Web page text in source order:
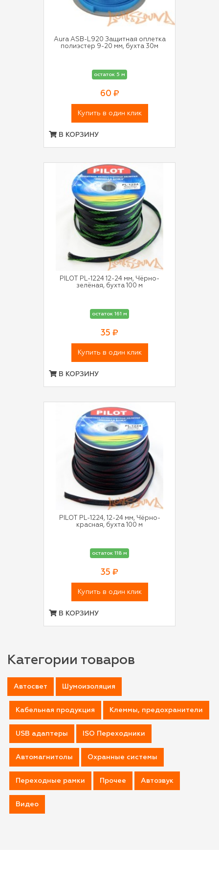
Aura ASB-L920 Защитная оплетка
полиэстер 9-20 мм, бухта 30м
остаток 5 м
60 ₽
Купить в один клик
В КОРЗИНУ
PILOT PL-1224 12-24 мм, Чёрно-
зелёная, бухта 100 м
остаток 161 м
35 ₽
Купить в один клик
В КОРЗИНУ
PILOT PL-1224, 12-24 мм, Чёрно-
красная, бухта 100 м
остаток 118 м
35 ₽
Купить в один клик
В КОРЗИНУ
Категории товаров
Автосвет Шумоизоляция
Кабельная продукция Клеммы, предохранители
USB адаптеры ISO Переходники
Автомагнитолы Охранные системы
Переходные рамки Прочее Автозвук
Видео